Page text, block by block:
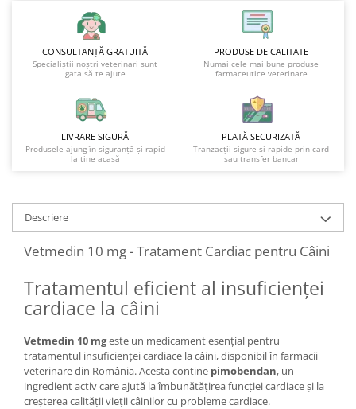
CONSULTANȚĂ GRATUITĂ
Specialiștii noștri veterinari sunt
gata să te ajute
PRODUSE DE CALITATE
Numai cele mai bune produse
farmaceutice veterinare
LIVRARE SIGURĂ
Produsele ajung în siguranță și rapid
la tine acasă
PLATĂ SECURIZATĂ
Tranzacții sigure și rapide prin card
sau transfer bancar
Descriere
Vetmedin 10 mg - Tratament Cardiac pentru Câini
Tratamentul eficient al insuficienței
cardiace la câini
Vetmedin 10 mgeste un medicament esențial pentru
tratamentul insuficienței cardiace la câini, disponibil în farmacii
veterinare din România. Acesta conține pimobendan, un
ingredient activ care ajută la îmbunătățirea funcției cardiace și la
creșterea calității vieții câinilor cu probleme cardiace.